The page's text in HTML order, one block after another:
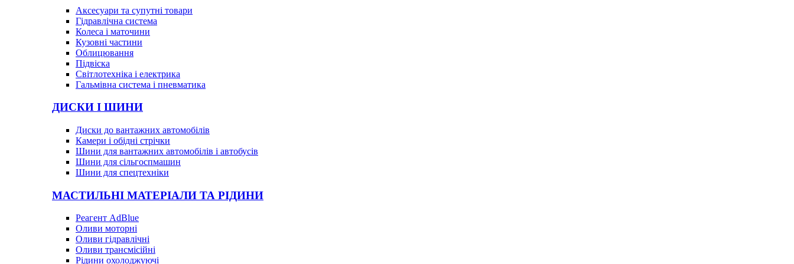
Аксесуари та супутні товари
Гідравлічна система
Колеса і маточини
Кузовні частини
Облицювання
Підвіска
Світлотехніка і електрика
Гальмівна система і пневматика
ДИСКИ І ШИНИ
Диски до вантажних автомобілів
Камери і обідні стрічки
Шини для вантажних автомобілів і автобусів
Шини для сільгоспмашин
Шини для спецтехніки
МАСТИЛЬНІ МАТЕРІАЛИ ТА РІДИНИ
Реагент AdBlue
Оливи моторні
Оливи гідравлічні
Оливи трансмісійні
Рідини охолоджуючі